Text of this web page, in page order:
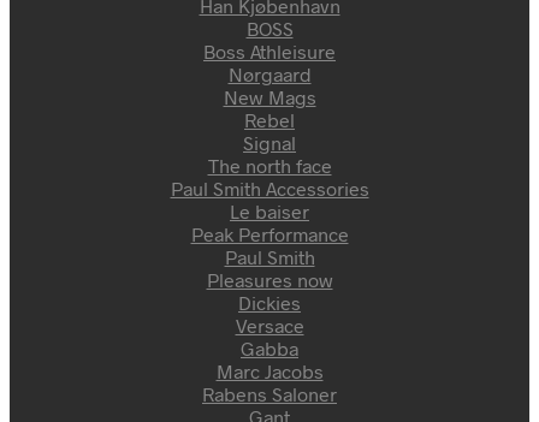
Han Kjøbenhavn
BOSS
Boss Athleisure
Nørgaard
New Mags
Rebel
Signal
The north face
Paul Smith Accessories
Le baiser
Peak Performance
Paul Smith
Pleasures now
Dickies
Versace
Gabba
Marc Jacobs
Rabens Saloner
Gant